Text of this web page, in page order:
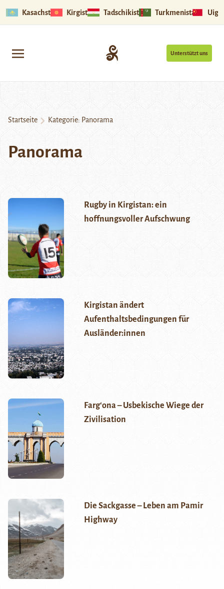
Kasachstan Kirgistan Tadschikistan Turkmenistan
Unterstützt uns
Startseite Kategorie: Panorama
Panorama
Rugby in Kirgistan: ein
hoffnungsvoller Aufschwung
Kirgistan ändert
Aufenthaltsbedingungen für
Ausländer:innen
Fargʻona – Usbekische Wiege der
Zivilisation
Die Sackgasse – Leben am Pamir
Highway